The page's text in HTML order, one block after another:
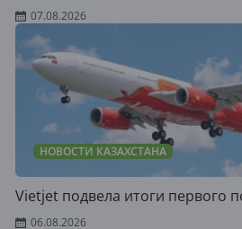
07.08.2026
НОВОСТИ КАЗАХСТАНА
Vietjet подвела итоги первого
06.08.2026